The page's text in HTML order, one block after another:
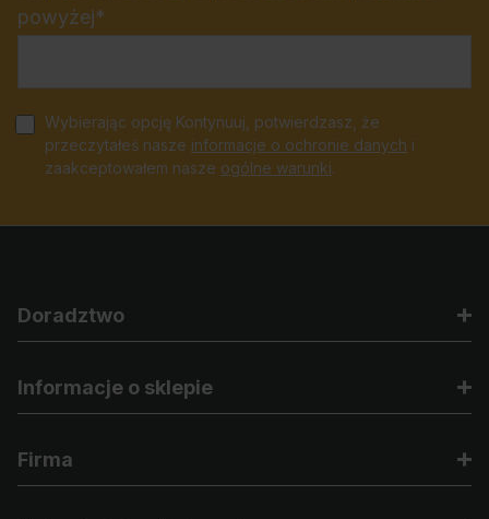
powyżej*
Wybierając opcję Kontynuuj, potwierdzasz, że
przeczytałeś nasze informacje o ochronie danych i
zaakceptowałem nasze ogólne warunki.
Doradztwo
Informacje o sklepie
Firma